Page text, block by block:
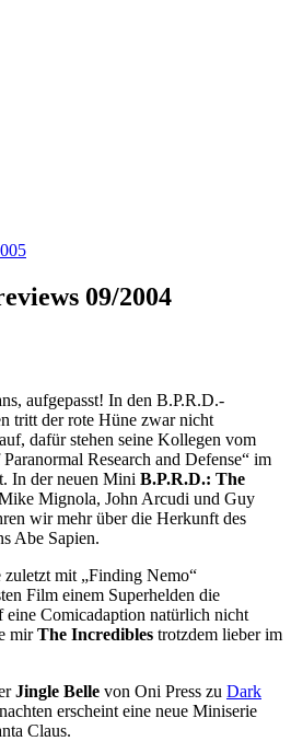
09/2004
aufgepasst! In den B.P.R.D.-
tritt der rote Hüne zwar nicht
dafür stehen seine Kollegen vom
Research and Defense“ im
In der neuen Mini B.P.R.D.: The
Mignola, John Arcudi und Guy
wir mehr über die Herkunft des
Abe Sapien.
mit „Finding Nemo“
Film einem Superhelden die
eine Comicadaption natürlich nicht
mirThe Incredibles trotzdem lieber im
Jingle Belle von Oni Press zu Dark
erscheint eine neue Miniserie
Claus.